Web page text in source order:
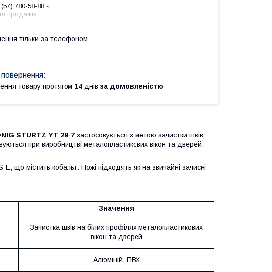
(57) 780-58-88
продажів
тільки за телефоном
товару протягом 14 днів за домовленістю
STURTZ YT 29-7 застосовується з метою зачистки швів,
при виробництві металопластикових вікон та дверей.
E, що містить кобальт. Ножі підходять як на звичайні зачисні
Значення
Зачистка швів на білих профілях металопластикових
вікон та дверей
Алюміній, ПВХ